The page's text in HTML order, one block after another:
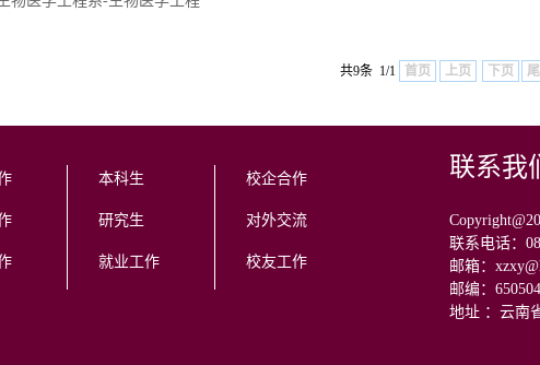
共9条 1/1 首页 上页 下页
本科生
研究生
就业工作
校企合作
对外交流
校友工作
联系我
联系电话：
邮箱：
邮编：650504
地址 ：云南